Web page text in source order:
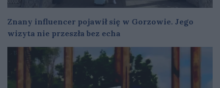
Znany influencer pojawił się w Gorzowie. Jego
wizyta nie przeszła bez echa